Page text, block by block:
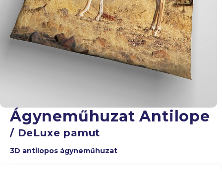
Ágyneműhuzat Antilope
/ DeLuxe pamut
3D antilopos ágyneműhuzat